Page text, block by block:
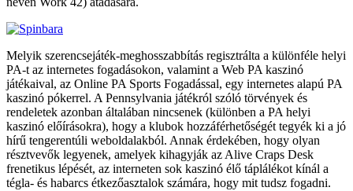
Melyik szerencsejáték-meghosszabbítás regisztrálta a különféle helyi
PA-t az internetes fogadásokon, valamint a Web PA kaszinó
játékaival, az Online PA Sports Fogadással, egy internetes alapú PA
kaszinó pókerrel. A Pennsylvania játékról szóló törvények és
rendeletek azonban általában nincsenek (különben a PA helyi
kaszinó előírásokra), hogy a klubok hozzáférhetőségét tegyék ki a jó
hírű tengerentúli weboldalakból. Annak érdekében, hogy olyan
résztvevők legyenek, amelyek kihagyják az Alive Craps Desk
frenetikus lépését, az interneten sok kaszinó élő táplálékot kínál a
tégla- és habarcs étkezőasztalok számára, hogy mit tudsz fogadni.